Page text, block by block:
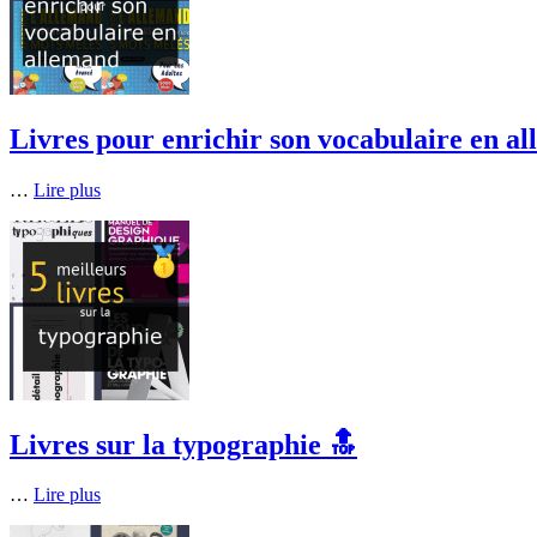
Livres pour enrichir son vocabulaire en
… Lire plus
Livres sur la typographie 🔝
… Lire plus